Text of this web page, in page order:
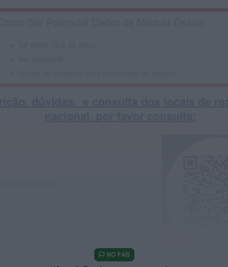
em Castelo Branco
NO PAÍS